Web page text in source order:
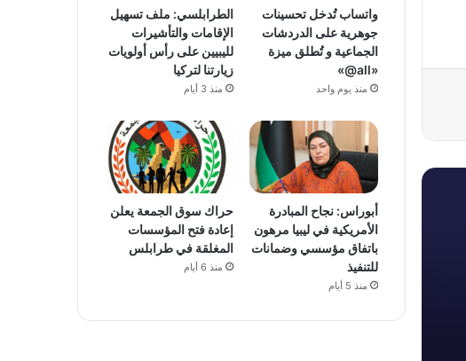
واتساب تُدخل تحسينات
جوهرية على الدردشات
الجماعية و تُطلق ميزة
«all@»
منذ يوم واحد
الطرابلسي: ملف تسهيل
الإقامات والتأشيرات
لليبيين على رأس أولويات
زيارتنا لتركيا
منذ 3 أيام
أبوراس: نجاح المبادرة
الأمريكية في ليبيا مرهون
باتفاق مؤسسي وضمانات
للتنفيذ
منذ 5 أيام
حراك سوق الجمعة يعلن
إعادة فتح المؤسسات
المغلقة في طرابلس
منذ 6 أيام